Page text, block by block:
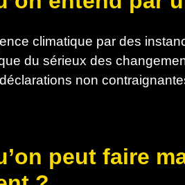
climatique par des
du sérieux des
non
peut faire